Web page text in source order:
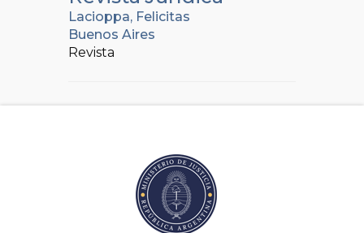
Lacioppa, Felicitas
Buenos Aires
Revista